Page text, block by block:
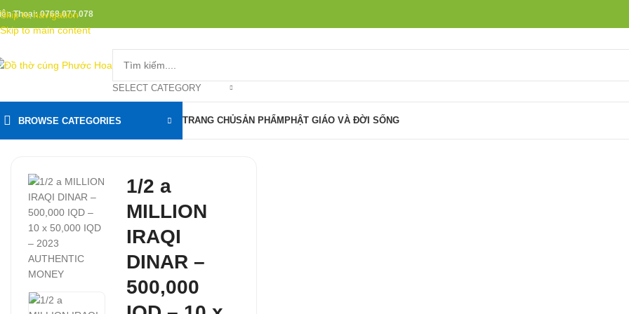
Skip to navigation
Skip to main content
Thoại: 0768.077.078
SELECT CATEGORY
BROWSE CATEGORIES TRANG CHỦSẢN PHẨM PHẬT GIÁO VÀ ĐỜI SỐNG
1/2 a
MILLION
IRAQI
DINAR –
500,000